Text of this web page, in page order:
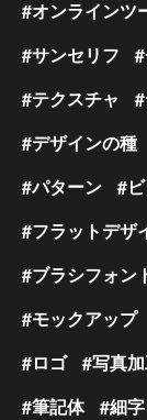
オンラインツ
サンセリフ
テクスチャ
デザインの種
パターン
フラットデザ
ブラシフォン
モックアップ
ロゴ
写真
筆記体
細字